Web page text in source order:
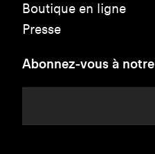
Boutique en ligne
Presse
Abonnez-vous à